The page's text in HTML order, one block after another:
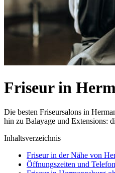
Friseur in
Die besten Friseursalons in
hin zu Balayage und Extensions:
Inhaltsverzeichnis
Friseur in der Nähe von
Öffnungszeiten und